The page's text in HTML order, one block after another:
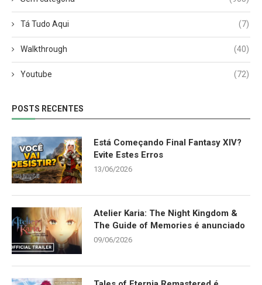
Tá Tudo Aqui (7)
Walkthrough (40)
Youtube (72)
POSTS RECENTES
Está Começando Final Fantasy XIV?
Evite Estes Erros
13/06/2026
Atelier Karia: The Night Kingdom &
The Guide of Memories é anunciado
09/06/2026